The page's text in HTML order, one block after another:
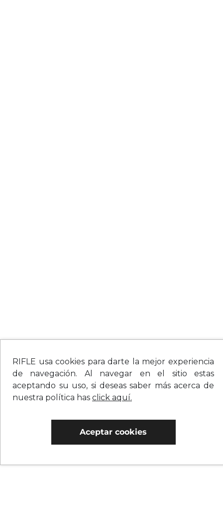
RIFLE usa cookies para darte la mejor experiencia
de navegación. Al navegar en el sitio estas
aceptando su uso, si deseas saber más acerca de
nuestra política has click aquí.
Aceptar cookies